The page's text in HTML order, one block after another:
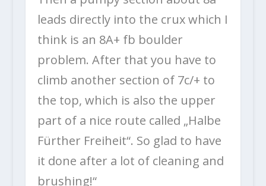
leads directly into the crux which I
think is an 8A+ fb boulder
problem. After that you have to
climb another section of 7c/+ to
the top, which is also the upper
part of a nice route called „Halbe
Fürther Freiheit“. So glad to have
it done after a lot of cleaning and
brushing!“